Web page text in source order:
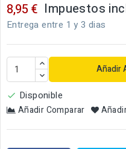
8,95 € Impuestos
Entrega entre 1 y 3 dias
Añadir
 Disponible
Añadir Comparar